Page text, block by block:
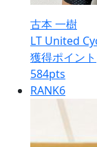
古本 一樹
LT United
獲得ポイント
584pts
RANK6